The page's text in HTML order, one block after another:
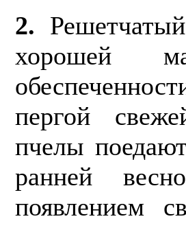
2.
хорошей
пергой
пчелы
ранней
появлением